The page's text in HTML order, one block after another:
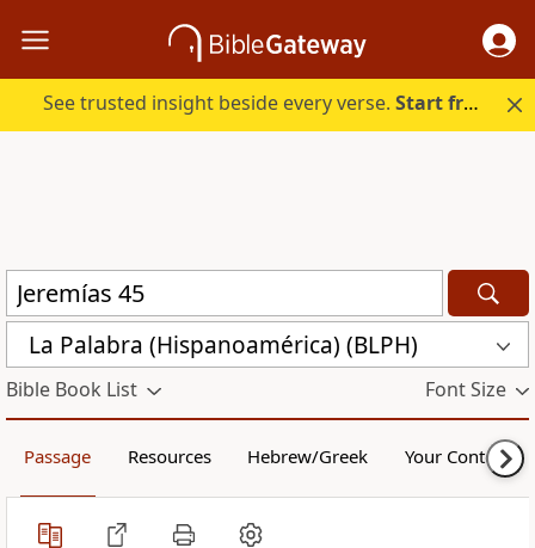
See trusted insight beside every verse.Start free.
La Palabra (Hispanoamérica) (BLPH)
Bible Book List Font Size
Passage Resources Hebrew/Greek Your Content